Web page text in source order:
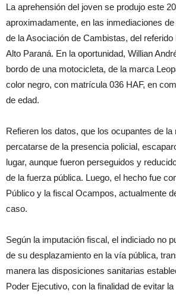
La aprehensión del joven se produjo este
aproximadamente, en las inmediaciones
de la Asociación de Cambistas, del referido
Alto Paraná. En la oportunidad, Willian
bordo de una motocicleta, de la marca
color negro, con matrícula 036 HAF, en
de edad.
Refieren los datos, que los ocupantes de la
percatarse de la presencia policial,
lugar, aunque fueron perseguidos y
de la fuerza pública. Luego, el hecho fue
Público y la fiscal Ocampos, actualmente
caso.
Según la imputación fiscal, el indiciado no
de su desplazamiento en la vía pública,
manera las disposiciones sanitarias
Poder Ejecutivo, con la finalidad de evitar